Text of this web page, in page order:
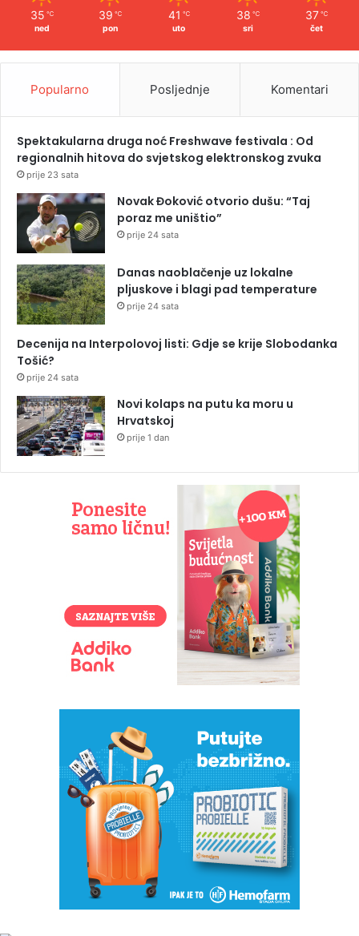
35 ℃
ned
39 ℃
pon
41 ℃
uto
38 ℃
sri
37 ℃
čet
Popularno Posljednje Komentari
Spektakularna druga noć Freshwave festivala : Od
regionalnih hitova do svjetskog elektronskog zvuka
prije 23 sata
Novak Đoković otvorio dušu: “Taj
poraz me uništio”
prije 24 sata
Danas naoblačenje uz lokalne
pljuskove i blagi pad temperature
prije 24 sata
Decenija na Interpolovoj listi: Gdje se krije Slobodanka
Tošić?
prije 24 sata
Novi kolaps na putu ka moru u
Hrvatskoj
prije 1 dan